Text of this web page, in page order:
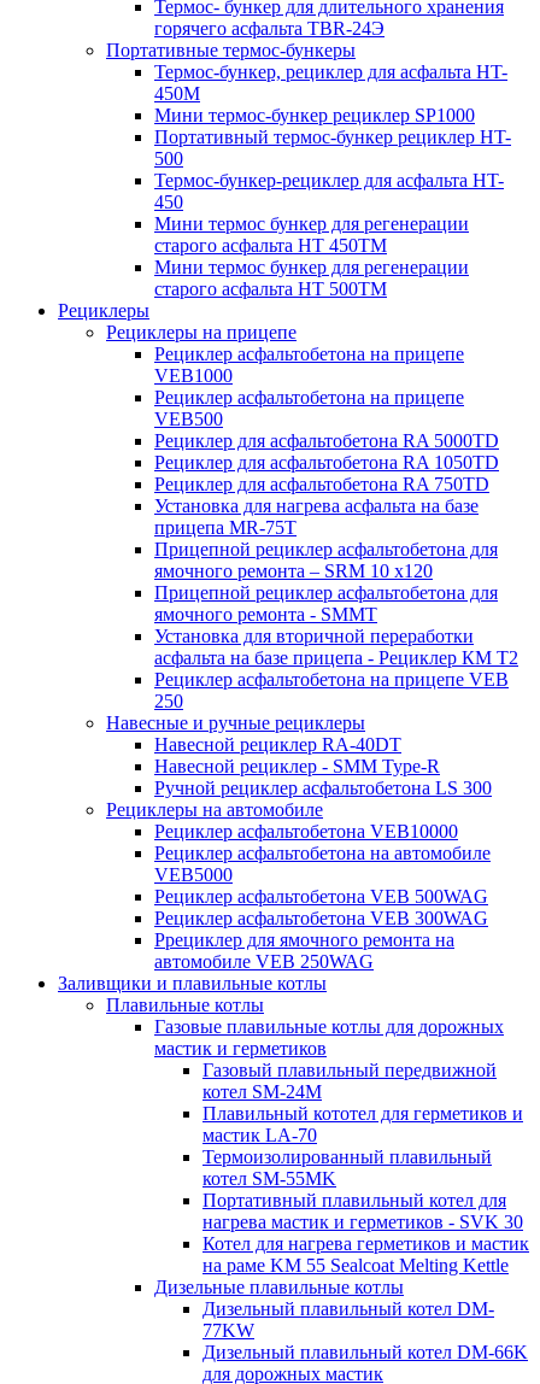
Термос- бункер для длительного хранения
горячего асфальта TBR-24Э
Портативные термос-бункеры
Термос-бункер, рециклер для асфальта HT-
450M
Мини термос-бункер рециклер SP1000
Портативный термос-бункер рециклер HT-
500
Термос-бункер-рециклер для асфальта HT-
450
Мини термос бункер для регенерации
старого асфальта НТ 450ТМ
Мини термос бункер для регенерации
старого асфальта НТ 500ТМ
Рециклеры
Рециклеры на прицепе
Рециклер асфальтобетона на прицепе
VEB1000
Рециклер асфальтобетона на прицепе
VEB500
Рециклер для асфальтобетона RA 5000TD
Рециклер для асфальтобетона RA 1050TD
Рециклер для асфальтобетона RA 750TD
Установка для нагрева асфальта на базе
прицепа MR-75T
Прицепной рециклер асфальтобетона для
ямочного ремонта – SRM 10 x120
Прицепной рециклер асфальтобетона для
ямочного ремонта - SMMT
Установка для вторичной переработки
асфальта на базе прицепа - Рециклер КМ T2
Рециклер асфальтобетона на прицепе VEB
250
Навесные и ручные рециклеры
Навесной рециклер RA-40DT
Навесной рециклер - SMM Type-R
Ручной рециклер асфальтобетона LS 300
Рециклеры на автомобиле
Рециклер асфальтобетона VEB10000
Рециклер асфальтобетона на автомобиле
VEB5000
Рециклер асфальтобетона VEB 500WAG
Рециклер асфальтобетона VEB 300WAG
Ррециклер для ямочного ремонта на
автомобиле VEB 250WAG
Заливщики и плавильные котлы
Плавильные котлы
Газовые плавильные котлы для дорожных
мастик и герметиков
Газовый плавильный передвижной
котел SM-24M
Плавильный кототел для герметиков и
мастик LA-70
Термоизолированный плавильный
котел SM-55MK
Портативный плавильный котел для
нагрева мастик и герметиков - SVK 30
Котел для нагрева герметиков и мастик
на раме KM 55 Sealcoat Melting Kettle
Дизельные плавильные котлы
Дизельный плавильный котел DM-
77KW
Дизельный плавильный котел DM-66K
для дорожных мастик